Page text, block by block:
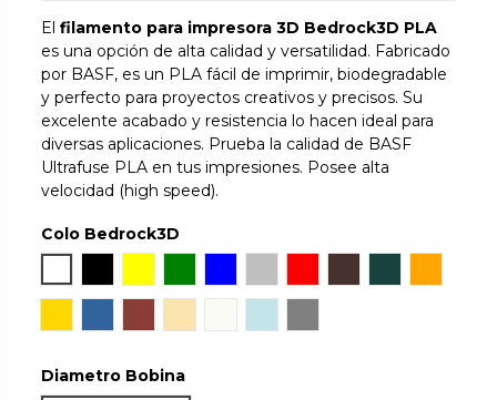
Elfilamento para impresora 3D Bedrock3D PLA
es una opción de alta calidad y versatilidad. Fabricado
por BASF, es un PLA fácil de imprimir, biodegradable
y perfecto para proyectos creativos y precisos. Su
excelente acabado y resistencia lo hacen ideal para
diversas aplicaciones. Prueba la calidad de BASF
Ultrafuse PLA en tus impresiones. Posee alta
velocidad (high speed).
Colo Bedrock3D
Diametro Bobina